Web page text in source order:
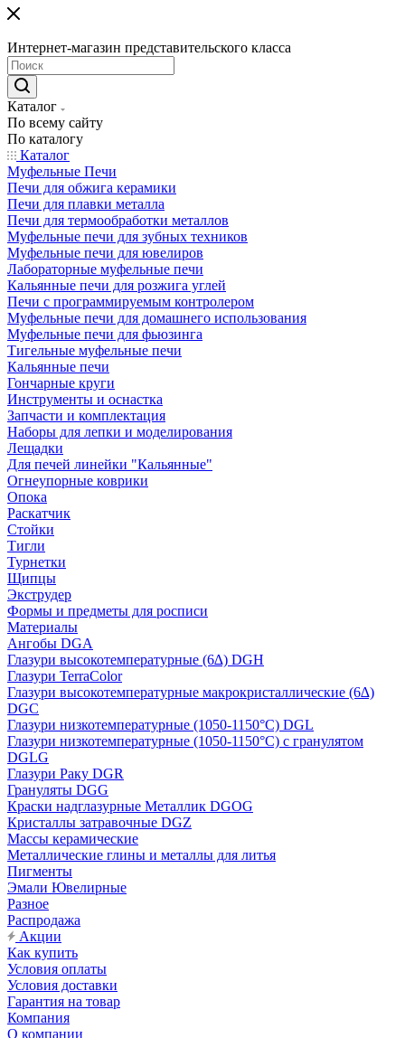
Интернет-магазин представительского класса
Каталог
По всему сайту
По каталогу
Каталог
Муфельные Печи
Печи для обжига керамики
Печи для плавки металла
Печи для термообработки металлов
Муфельные печи для зубных техников
Муфельные печи для ювелиров
Лабораторные муфельные печи
Кальянные печи для розжига углей
Печи с программируемым контролером
Муфельные печи для домашнего использования
Муфельные печи для фьюзинга
Тигельные муфельные печи
Кальянные печи
Гончарные круги
Инструменты и оснастка
Запчасти и комплектация
Наборы для лепки и моделирования
Лещадки
Для печей линейки "Кальянные"
Огнеупорные коврики
Опока
Раскатчик
Стойки
Тигли
Турнетки
Щипцы
Экструдер
Формы и предметы для росписи
Материалы
Ангобы DGA
Глазури высокотемпературные (6∆) DGH
Глазури TerraColor
Глазури высокотемпературные макрокристаллические (6∆)
DGC
Глазури низкотемпературные (1050-1150°С) DGL
Глазури низкотемпературные (1050-1150°С) с гранулятом
DGLG
Глазури Раку DGR
Грануляты DGG
Краски надглазурные Металлик DGOG
Кристаллы затравочные DGZ
Массы керамические
Металлические глины и металлы для литья
Пигменты
Эмали Ювелирные
Разное
Распродажа
Акции
Как купить
Условия оплаты
Условия доставки
Гарантия на товар
Компания
О компании